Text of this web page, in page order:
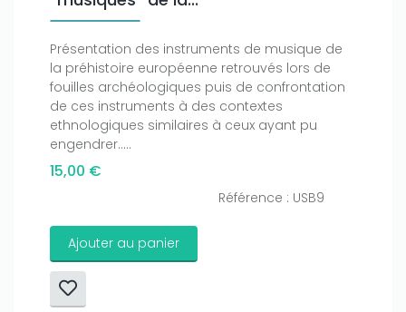
Présentation des instruments de musique de
la préhistoire européenne retrouvés lors de
fouilles archéologiques puis de confrontation
de ces instruments à des contextes
ethnologiques similaires à ceux ayant pu
engendrer.....
15,00 €
Référence : USB9
Ajouter au panier